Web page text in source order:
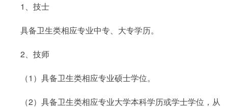
1、技士
具备卫生类相应专业中专、大专学历。
2、技师
（1）具备卫生类相应专业硕士学位。
（2）具备卫生类相应专业大学本科学历或学士学位，从